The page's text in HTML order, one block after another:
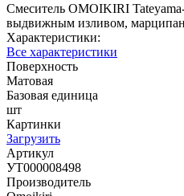
Смеситель OMOIKIRI
выдвижным изливом, марципан
Характеристики:
Все характеристики
Поверхность
Матовая
Базовая единица
шт
Картинки
Загрузить
Артикул
УТ000008498
Производитель